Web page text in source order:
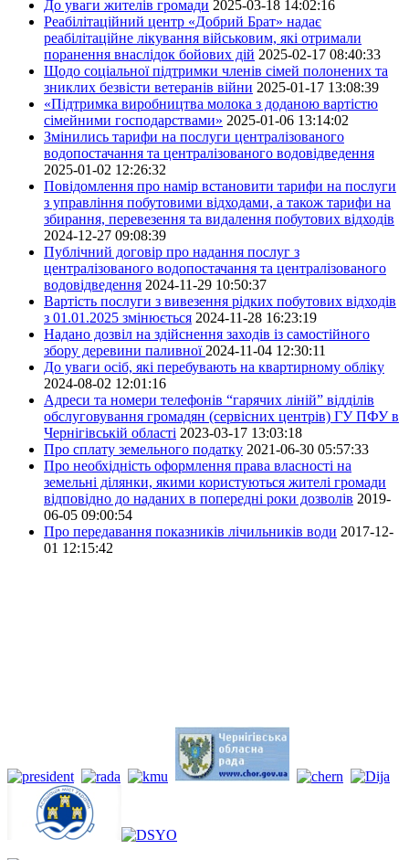
До уваги жителів громади 2025-03-18 14:02:16
Реабілітаційний центр «Добрий Брат» надає
реабілітаційне лікування військовим, які отримали
поранення внаслідок бойових дій 2025-02-17 08:40:33
Щодо соціальної підтримки членів сімей полонених та
зниклих безвісти ветеранів війни 2025-01-17 13:08:39
«Підтримка виробництва молока з доданою вартістю
сімейними господарствами» 2025-01-06 13:14:02
Змінились тарифи на послуги централізованого
водопостачання та централізованого водовідведення
2025-01-02 12:26:32
Повідомлення про намір встановити тарифи на послуги
з управління побутовими відходами, а також тарифи на
збирання, перевезення та видалення побутових відходів
2024-12-27 09:08:39
Публічний договір про надання послуг з
централізованого водопостачання та централізованого
водовідведення 2024-11-29 10:50:37
Вартість послуги з вивезення рідких побутових відходів
з 01.01.2025 змінюється 2024-11-28 16:23:19
Надано дозвіл на здійснення заходів із самостійного
збору деревини паливної2024-11-04 12:30:11
До уваги осіб, які перебувають на квартирному обліку
2024-08-02 12:01:16
Адреси та номери телефонів “гарячих ліній” відділів
обслуговування громадян (сервісних центрів) ГУ ПФУ в
Чернігівській області 2023-03-17 13:03:18
Про сплату земельного податку 2021-06-30 05:57:33
Про необхідність оформлення права власності на
земельні ділянки, якими користуються жителі громади
відповідно до наданих в попередні роки дозволів 2019-
06-05 09:00:54
Про передавання показників лічильників води 2017-12-
01 12:15:42